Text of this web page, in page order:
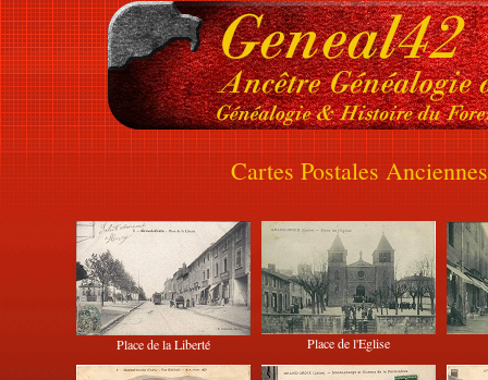
Cartes Postales
Place de la Liberté Place de l'Eglise